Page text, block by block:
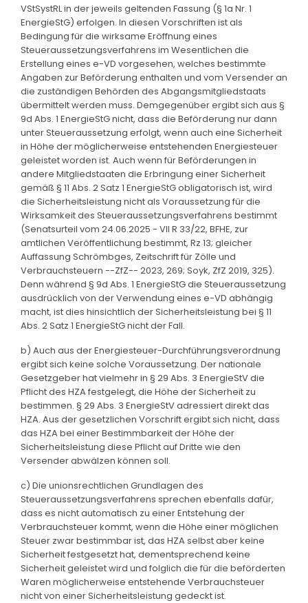
VStSystRL in der jeweils geltenden Fassung (§ 1a Nr. 1
EnergieStG) erfolgen. In diesen Vorschriften ist als
Bedingung für die wirksame Eröffnung eines
Steueraussetzungsverfahrens im Wesentlichen die
Erstellung eines e-VD vorgesehen, welches bestimmte
Angaben zur Beförderung enthalten und vom Versender an
die zuständigen Behörden des Abgangsmitgliedstaats
übermittelt werden muss. Demgegenüber ergibt sich aus §
9d Abs. 1 EnergieStG nicht, dass die Beförderung nur dann
unter Steueraussetzung erfolgt, wenn auch eine Sicherheit
in Höhe der möglicherweise entstehenden Energiesteuer
geleistet worden ist. Auch wenn für Beförderungen in
andere Mitgliedstaaten die Erbringung einer Sicherheit
gemäß § 11 Abs. 2 Satz 1 EnergieStG obligatorisch ist, wird
die Sicherheitsleistung nicht als Voraussetzung für die
Wirksamkeit des Steueraussetzungsverfahrens bestimmt
(Senatsurteil vom 24.06.2025 - VII R 33/22, BFHE, zur
amtlichen Veröffentlichung bestimmt, Rz 13; gleicher
Auffassung Schrömbges, Zeitschrift für Zölle und
Verbrauchsteuern --ZfZ-- 2023, 269; Soyk, ZfZ 2019, 325).
Denn während § 9d Abs. 1 EnergieStG die Steueraussetzung
ausdrücklich von der Verwendung eines e-VD abhängig
macht, ist dies hinsichtlich der Sicherheitsleistung bei § 11
Abs. 2 Satz 1 EnergieStG nicht der Fall.
b) Auch aus der Energiesteuer-Durchführungsverordnung
ergibt sich keine solche Voraussetzung. Der nationale
Gesetzgeber hat vielmehr in § 29 Abs. 3 EnergieStV die
Pflicht des HZA festgelegt, die Höhe der Sicherheit zu
bestimmen. § 29 Abs. 3 EnergieStV adressiert direkt das
HZA. Aus der gesetzlichen Vorschrift ergibt sich nicht, dass
das HZA bei einer Bestimmbarkeit der Höhe der
Sicherheitsleistung diese Pflicht auf Dritte wie den
Versender abwälzen können soll.
c) Die unionsrechtlichen Grundlagen des
Steueraussetzungsverfahrens sprechen ebenfalls dafür,
dass es nicht automatisch zu einer Entstehung der
Verbrauchsteuer kommt, wenn die Höhe einer möglichen
Steuer zwar bestimmbar ist, das HZA selbst aber keine
Sicherheit festgesetzt hat, dementsprechend keine
Sicherheit geleistet wird und folglich die für die beförderten
Waren möglicherweise entstehende Verbrauchsteuer
nicht von einer Sicherheitsleistung gedeckt ist.